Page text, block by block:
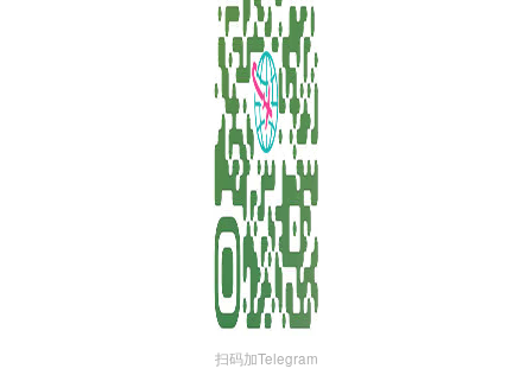
扫码加Telegram